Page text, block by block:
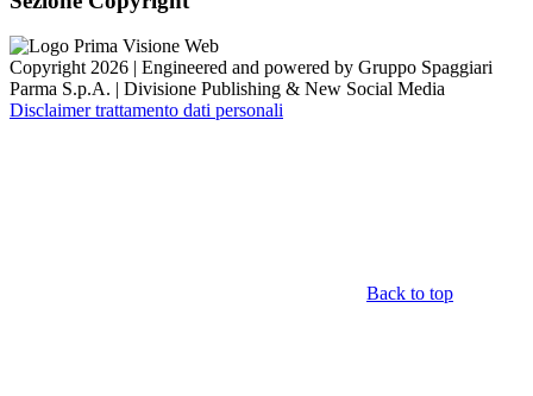
Copyright 2026 | Engineered and powered by Gruppo Spaggiari
Parma S.p.A. | Divisione Publishing & New Social Media
Disclaimer trattamento dati personali
Back to top